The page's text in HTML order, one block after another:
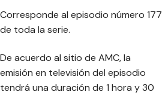
Corresponde al episodio número 177
de toda la serie.
De acuerdo al sitio de AMC, la
emisión en televisión del episodio
tendrá una duración de 1 hora y 30